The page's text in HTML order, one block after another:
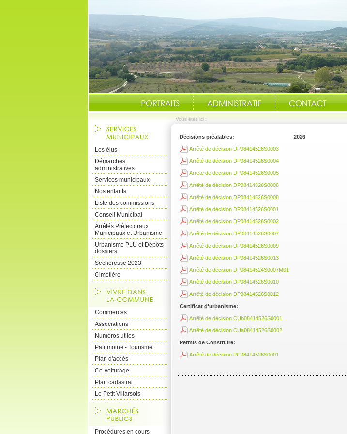
Vous êtes ici :
Les élus
Démarches
administratives
Services municipaux
Nos enfants
Liste des commissions
Conseil Municipal
Arrêtés Préfectoraux
Municipaux et Urbanisme
Urbanisme PLU et Dépôts
dossiers
Secheresse 2023
Cimetière
Commerces
Associations
Numéros utiles
Patrimoine - Tourisme
Plan d'accès
Co-voiturage
Plan cadastral
Le Petit Villarsois
Procédures en cours
Décisions préalables: 2026
Arrêté de décision DP08414526S0003
Arrêté de décision DP08414526S0004
Arrêté de décision DP08414526S0005
Arrêté de décision DP08414526S0006
Arrêté de décision DP08414526S0008
Arrêté de décision DP08414526S0001
Arrêté de décision DP08414526S0002
Arrêté de décision DP08414526S0007
Arrêté de décision DP08414526S0009
Arrêté de décision DP08414526S0013
Arrêté de décision DP08414524S0007M01
Arrêté de décision DP08414526S0010
Arrêté de décision DP08414526S0012
Certificat d'urbanisme:
Arrêté de décision CUb08414526S0001
Arrêté de décision CUa08414526S0002
Permis de Construire:
Arrêté de décision PC08414526S0001